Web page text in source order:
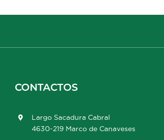
CONTACTOS
Largo Sacadura Cabral
4630-219 Marco de Canaveses